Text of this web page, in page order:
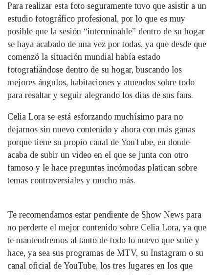
Para realizar esta foto seguramente tuvo que asistir a un
estudio fotográfico profesional, por lo que es muy
posible que la sesión “interminable” dentro de su hogar
se haya acabado de una vez por todas, ya que desde que
comenzó la situación mundial había estado
fotografiándose dentro de su hogar, buscando los
mejores ángulos, habitaciones y atuendos sobre todo
para resaltar y seguir alegrando los días de sus fans.
Celia Lora se está esforzando muchísimo para no
dejarnos sin nuevo contenido y ahora con más ganas
porque tiene su propio canal de YouTube, en donde
acaba de subir un video en el que se junta con otro
famoso y le hace preguntas incómodas platican sobre
temas controversiales y mucho más.
Te recomendamos estar pendiente de Show News para
no perderte el mejor contenido sobre Celia Lora, ya que
te mantendremos al tanto de todo lo nuevo que sube y
hace, ya sea sus programas de MTV, su Instagram o su
canal oficial de YouTube, los tres lugares en los que